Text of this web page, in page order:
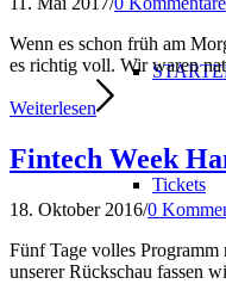
Tickets
Wenn es schon früh am
es richtig voll. Wir waren
Weiterlesen
Fintech Week
18. Oktober 2016/0
Fünf Tage volles
unserer Rückschau fassen